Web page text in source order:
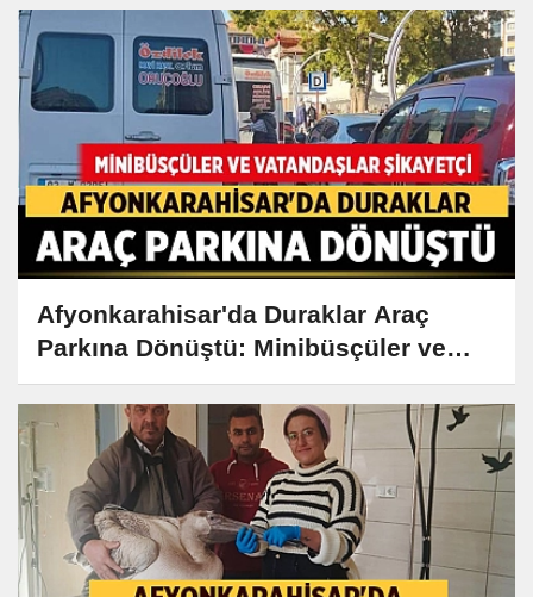
Afyonkarahisar'da Duraklar Araç
Parkına Dönüştü: Minibüsçüler ve
Vatandaşlar Şikayetçi